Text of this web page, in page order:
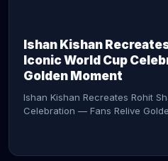
Ishan Kishan
Iconic World Cup
Golden Moment
Ishan Kishan Recreates Rohit
Celebration — Fans Relive